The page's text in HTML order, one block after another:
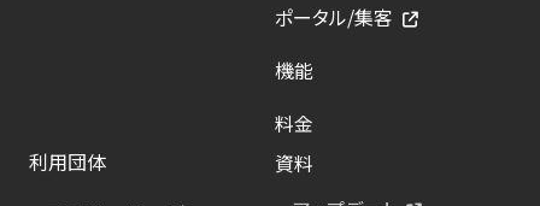
ポータル/集客
機能
料金
利用団体
資料